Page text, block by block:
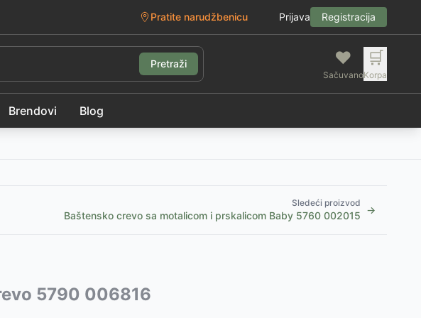
Pratite narudžbenicu Prijava Registracija
Pretraži ❤️
Sačuvano
🛒
Korpa
Brendovi Blog
Sledeći proizvod
Baštensko crevo sa motalicom i prskalicom Baby 5760 002015 →
5790 006816